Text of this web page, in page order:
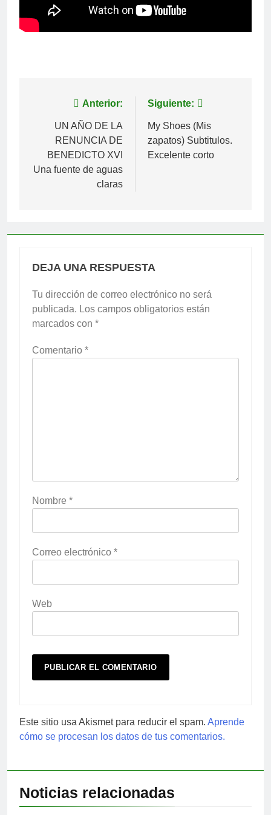
Navegación
entradas
Anterior:
UN AÑO DE LA
RENUNCIA DE
BENEDICTO XVI
Una fuente de aguas
claras
Siguiente:
My Shoes (Mis
zapatos) Subtitulos.
Excelente corto
DEJA UNA RESPUESTA
Tu dirección de correo electrónico no será
publicada. Los campos obligatorios están
marcados con *
Comentario *
Nombre *
Correo electrónico *
Web
Este sitio usa Akismet para reducir el spam. Aprende
cómo se procesan los datos de tus comentarios.
Noticias relacionadas